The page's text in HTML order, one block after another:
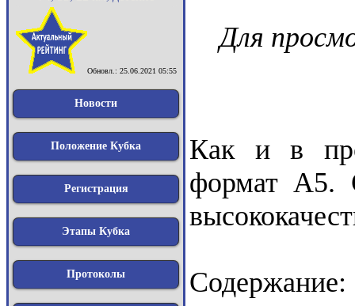
Обновл.: 25.06.2021 05:55
Новости
Положение Кубка
Регистрация
Этапы Кубка
Протоколы
Для
Как и в
формат А5.
Содержание: